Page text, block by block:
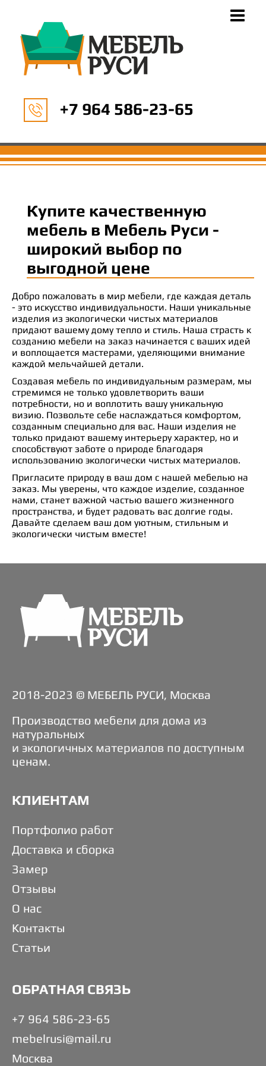
+7 964 586-23-65
Купите качественную
мебель в Мебель Руси -
широкий выбор по
выгодной цене
Добро пожаловать в мир мебели, где каждая деталь
- это искусство индивидуальности. Наши уникальные
изделия из экологически чистых материалов
придают вашему дому тепло и стиль. Наша страсть к
созданию мебели на заказ начинается с ваших идей
и воплощается мастерами, уделяющими внимание
каждой мельчайшей детали.
Создавая мебель по индивидуальным размерам, мы
стремимся не только удовлетворить ваши
потребности, но и воплотить вашу уникальную
визию. Позвольте себе наслаждаться комфортом,
созданным специально для вас. Наши изделия не
только придают вашему интерьеру характер, но и
способствуют заботе о природе благодаря
использованию экологически чистых материалов.
Пригласите природу в ваш дом с нашей мебелью на
заказ. Мы уверены, что каждое изделие, созданное
нами, станет важной частью вашего жизненного
пространства, и будет радовать вас долгие годы.
Давайте сделаем ваш дом уютным, стильным и
экологически чистым вместе!
2018-2023 © МЕБЕЛЬ РУСИ, Москва
Производство мебели для дома из
натуральных
и экологичных материалов по доступным
ценам.
КЛИЕНТАМ
Портфолио работ
Доставка и сборка
Замер
Отзывы
О нас
Контакты
Статьи
ОБРАТНАЯ СВЯЗЬ
+7 964 586-23-65
mebelrusi@mail.ru
Москва